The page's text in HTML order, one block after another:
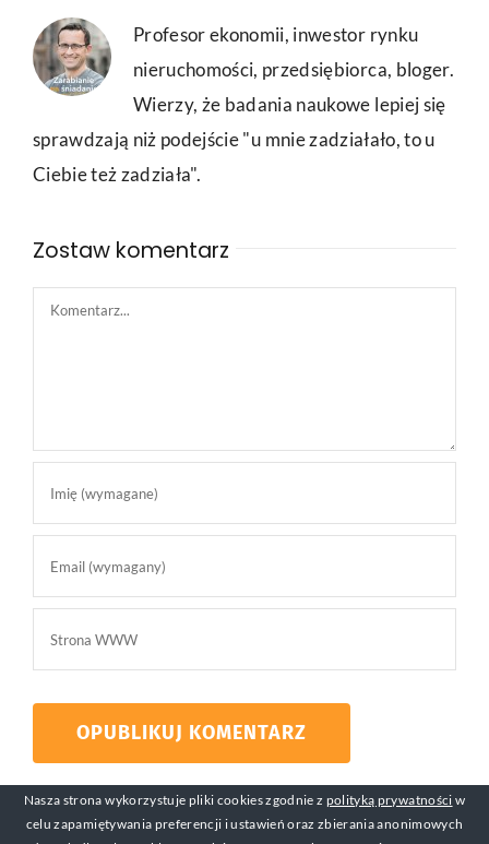
Profesor ekonomii, inwestor rynku
nieruchomości, przedsiębiorca, bloger.
Wierzy, że badania naukowe lepiej się
sprawdzają niż podejście "u mnie zadziałało, to u
Ciebie też zadziała".
Zostaw komentarz
Comment
Nasza strona wykorzystuje pliki cookies zgodnie z polityką prywatności w
celu zapamiętywania preferencji i ustawień oraz zbierania anonimowych